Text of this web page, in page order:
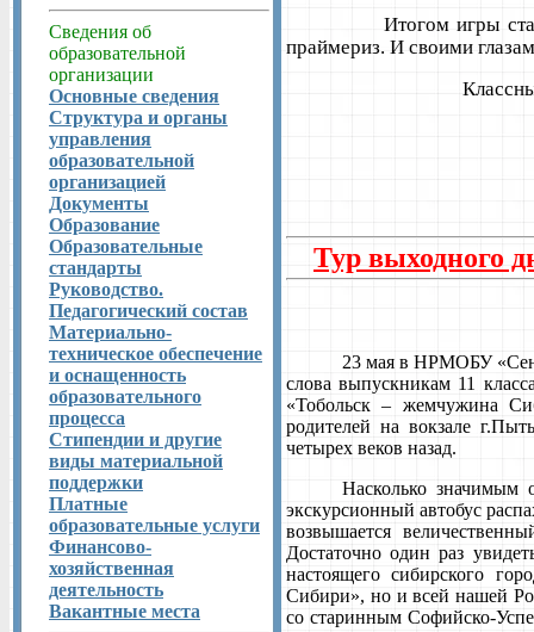
Сведения об
образовательной
организации
Основные сведения
Структура и органы
управления
образовательной
организацией
Документы
Образование
Образовательные
стандарты
Руководство.
Педагогический состав
Материально-
техническое обеспечение
и оснащенность
образовательного
процесса
Стипендии и другие
виды материальной
поддержки
Платные
образовательные услуги
Финансово-
хозяйственная
деятельность
Вакантные места
Итогом игры стало
праймериз. И своими
Классный
Тур выходного
23 мая в НРМОБУ
слова выпускникам 11
«Тобольск – жемчужина
родителей на вокзале
четырех веков назад.
Насколько значимым
экскурсионный автобус
возвышается
Достаточно один раз
настоящего сибирского
Сибири», но и всей нашей
со старинным Софийско-